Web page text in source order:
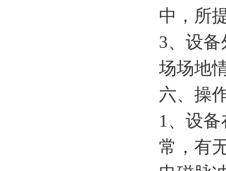
中，所
3、设
场场地
六、操
1、设
常，有